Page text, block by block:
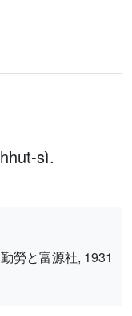
sì.
勞と富源社, 1931